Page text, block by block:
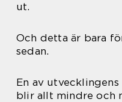
ut.
Och detta är bara
sedan.
En av
blir allt mindre och